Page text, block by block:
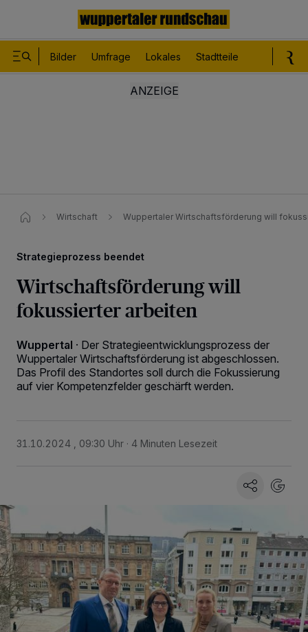
Bilder Umfrage Lokales Stadtteile
Wirtschaft Wuppertaler Wirtschaftsförderung will
Strategieprozess beendet
Wirtschaftsförderung will
fokussierter arbeiten
Wuppertal · Der Strategieentwicklungsprozess der
Wuppertaler Wirtschaftsförderung ist abgeschlossen.
Das Profil des Standortes soll durch die Fokussierung
auf vier Kompetenzfelder geschärft werden.
31.10.2024 , 09:30 Uhr 4 Minuten Lesezeit